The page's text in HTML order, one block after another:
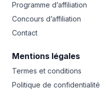
Programme d’affiliation
Concours d’affiliation
Contact
Mentions légales
Termes et conditions
Politique de confidentialité